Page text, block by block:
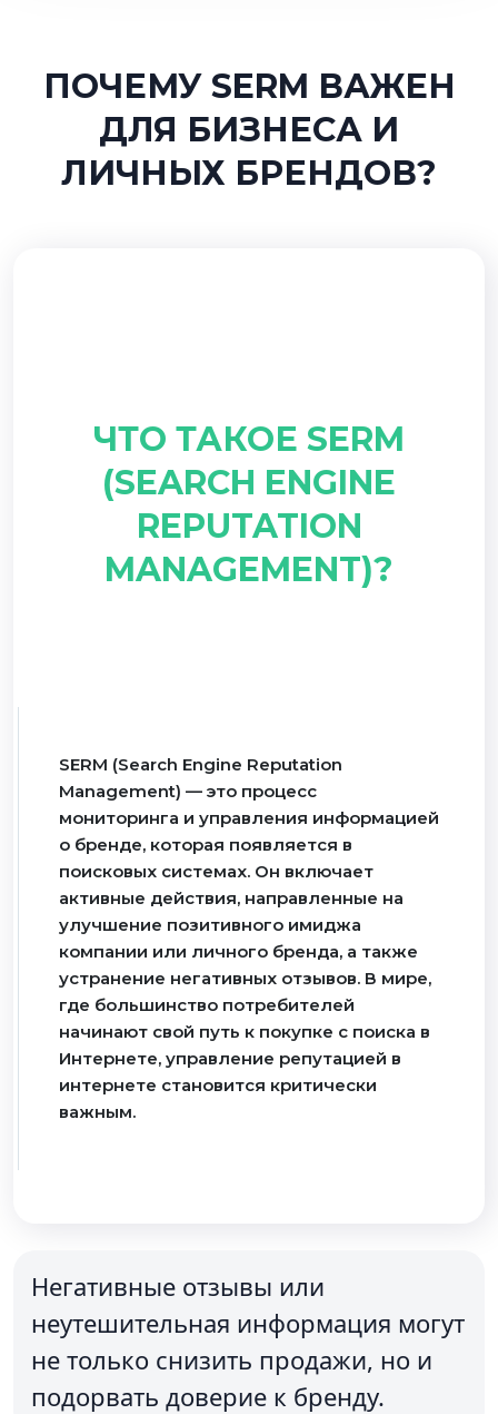
ПОЧЕМУ SERM ВАЖЕН
ДЛЯ БИЗНЕСА И
ЛИЧНЫХ БРЕНДОВ?
ЧТО ТАКОЕ SERM
(SEARCH ENGINE
REPUTATION
MANAGEMENT)?
SERM (Search Engine Reputation
Management) — это процесс
мониторинга и управления информацией
о бренде, которая появляется в
поисковых системах. Он включает
активные действия, направленные на
улучшение позитивного имиджа
компании или личного бренда, а также
устранение негативных отзывов. В мире,
где большинство потребителей
начинают свой путь к покупке с поиска в
Интернете, управление репутацией в
интернете становится критически
важным.
Негативные отзывы или
неутешительная информация могут
не только снизить продажи, но и
подорвать доверие к бренду.